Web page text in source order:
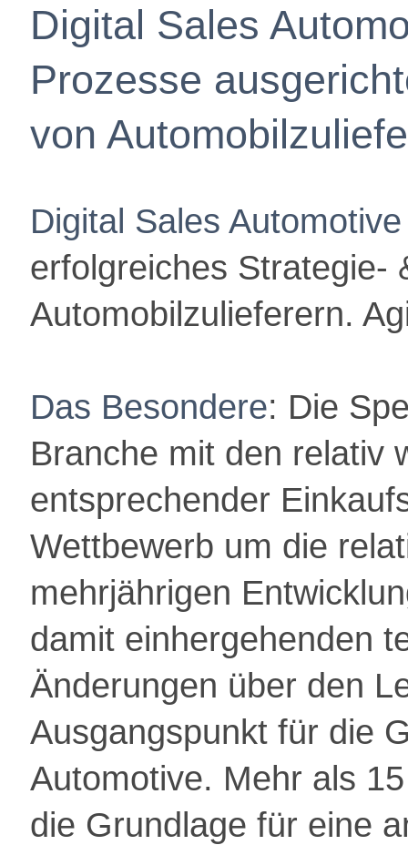
Digital Sales
Prozesse
von
Digital Sales Automotive
erfolgreiches Strategie-
Automobilzulieferern.
Das Besondere: Die
Branche mit den relativ
entsprechender
Wettbewerb um die
mehrjährigen
damit einhergehenden
Änderungen über den
Ausgangspunkt für die
Automotive. Mehr als
die Grundlage für eine